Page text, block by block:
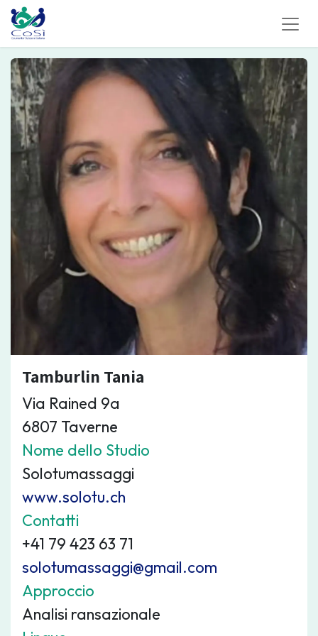
Tamburlin Tania
Via Rained 9a
6807 Taverne
Nome dello Studio
Solotumassaggi
www.solotu.ch
Contatti
+41 79 423 63 71
solotumassaggi@gmail.com
Approccio
Analisi ransazionale